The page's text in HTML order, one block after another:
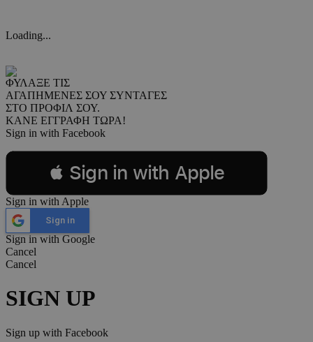
Loading...
ΦΥΛΑΞΕ ΤΙΣ
ΑΓΑΠΗΜΕΝΕΣ ΣΟΥ ΣΥΝΤΑΓΕΣ
ΣΤΟ ΠΡΟΦΙΛ ΣΟΥ.
ΚΑΝΕ ΕΓΓΡΑΦΗ ΤΩΡΑ!
Sign in with Facebook
 Sign in with Apple
Sign in with Apple
Sign in
Sign in with Google
Cancel
Cancel
SIGN UP
Sign up with Facebook